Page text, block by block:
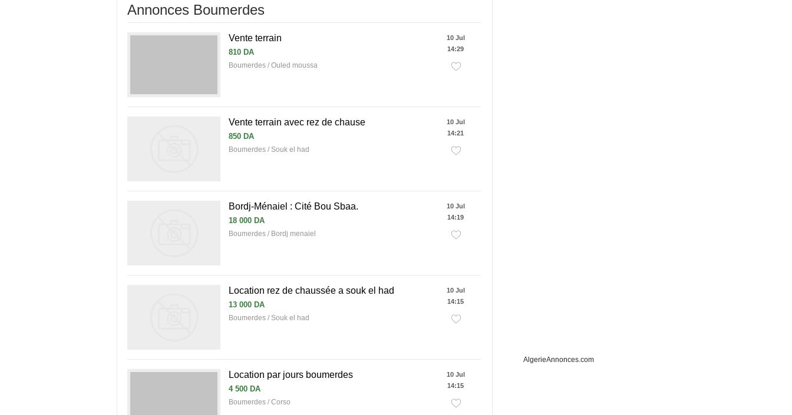
Annonces Boumerdes
Vente terrain
810 DA
Boumerdes / Ouled moussa
10 Jul
14:29
Vente terrain avec rez de chause
850 DA
Boumerdes / Souk el had
10 Jul
14:21
Bordj-Ménaiel : Cité Bou Sbaa.
18 000 DA
Boumerdes / Bordj menaiel
10 Jul
14:19
Location rez de chaussée a souk el had
13 000 DA
Boumerdes / Souk el had
10 Jul
14:15
Location par jours boumerdes
4 500 DA
Boumerdes / Corso
10 Jul
14:15
AlgerieAnnonces.com